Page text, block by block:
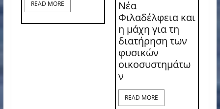
READ MORE
Νέα
Φιλαδέλφεια και
η μάχη για τη
διατήρηση των
φυσικών
οικοσυστημάτω
ν
READ MORE